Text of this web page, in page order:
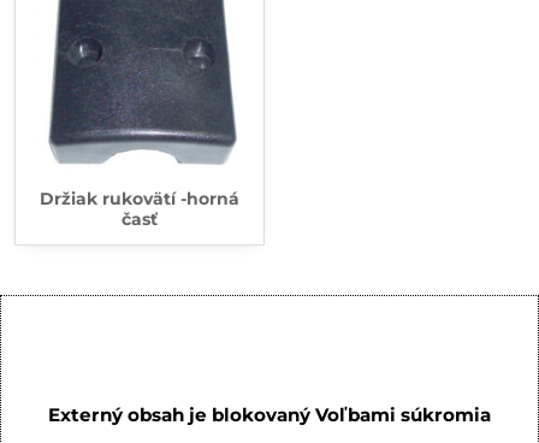
Držiak rukovätí -horná
časť
Externý obsah je blokovaný Voľbami súkromia